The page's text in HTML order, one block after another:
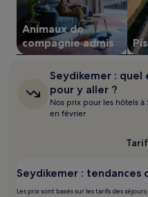
la
disponibilité
sont
susceptibles
de
conditions
supplémentaires
peuvent
Animaux de
compagnie admis
Seydikemer :
quel
est
le
meilleur
Seydikemer :
pour y aller ?
Nos prix pour les hôtels
en février
Seydikemer : tendances
Les prix sont basés sur les tarifs des